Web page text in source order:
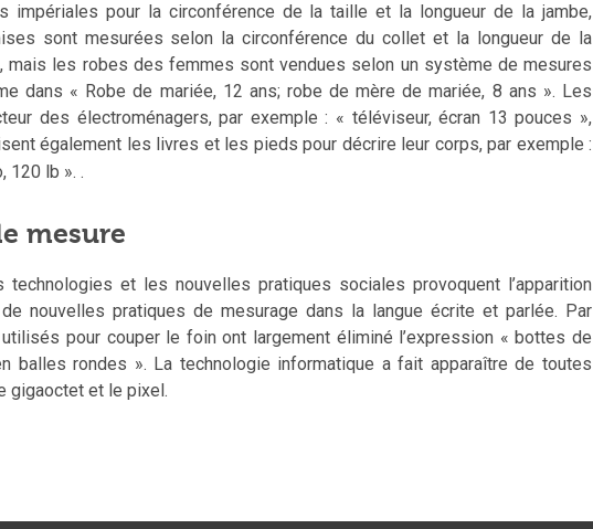
impériales pour la circonférence de la taille et la longueur de la jambe,
sont mesurées selon la circonférence du collet et la longueur de la
mais les robes des femmes sont vendues selon un système de mesures
dans « Robe de mariée, 12 ans; robe de mère de mariée, 8 ans ». Les
des électroménagers, par exemple : « téléviseur, écran 13 pouces »,
également les livres et les pieds pour décrire leur corps, par exemple :
120 lb ». .
mesure
et les nouvelles pratiques sociales provoquent l’apparition
nouvelles pratiques de mesurage dans la langue écrite et parlée. Par
pour couper le foin ont largement éliminé l’expression « bottes de
balles rondes ». La technologie informatique a fait apparaître de toutes
gigaoctet et le pixel.